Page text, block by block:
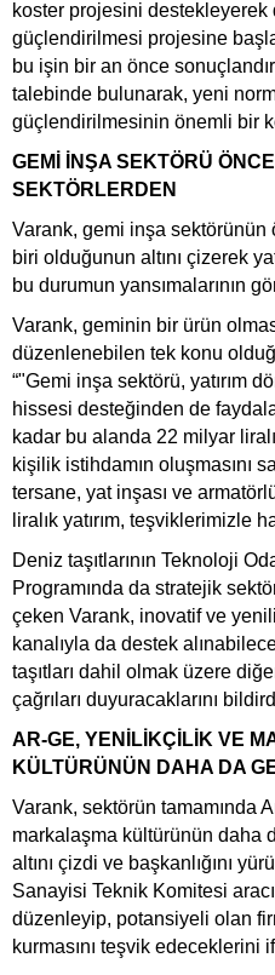
koster projesini
güçlendirilmesi projesine
bu işin bir an önce
talebinde bulunarak, yeni
güçlendirilmesinin önemli bir
GEMİ İNŞA SEKTÖRÜ
SEKTÖRLERDEN
Varank, gemi inşa
biri olduğunun altını çizerek
bu durumun yansımalarının
Varank, geminin bir ürün
düzenlenebilen tek konu
“"Gemi inşa sektörü, yatırım
hissesi desteğinden de
kadar bu alanda 22 milyar
kişilik istihdamın oluşmasını
tersane, yat inşası ve
liralık yatırım, teşviklerimizle
Deniz taşıtlarının Teknoloji
Programında da stratejik
çeken Varank, inovatif ve
kanalıyla da destek
taşıtları dahil olmak üzere
çağrıları duyuracaklarını
AR-GE, YENİLİKÇİLİK VE
KÜLTÜRÜNÜN DAHA DA
Varank, sektörün tamamında
markalaşma kültürünün daha
altını çizdi ve başkanlığını
Sanayisi Teknik Komitesi
düzenleyip, potansiyeli olan
kurmasını teşvik edeceklerini